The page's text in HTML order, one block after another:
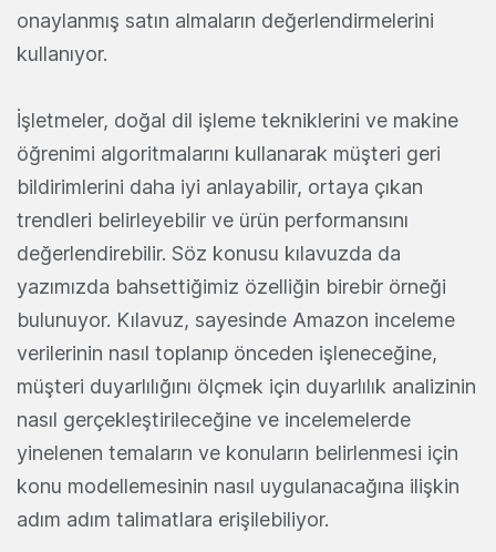
onaylanmış satın almaların değerlendirmelerini
kullanıyor.
İşletmeler, doğal dil işleme tekniklerini ve makine
öğrenimi algoritmalarını kullanarak müşteri geri
bildirimlerini daha iyi anlayabilir, ortaya çıkan
trendleri belirleyebilir ve ürün performansını
değerlendirebilir. Söz konusu kılavuzda da
yazımızda bahsettiğimiz özelliğin birebir örneği
bulunuyor. Kılavuz, sayesinde Amazon inceleme
verilerinin nasıl toplanıp önceden işleneceğine,
müşteri duyarlılığını ölçmek için duyarlılık analizinin
nasıl gerçekleştirileceğine ve incelemelerde
yinelenen temaların ve konuların belirlenmesi için
konu modellemesinin nasıl uygulanacağına ilişkin
adım adım talimatlara erişilebiliyor.